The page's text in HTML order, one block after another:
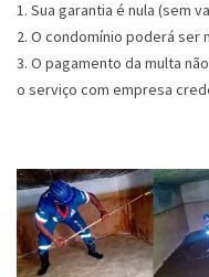
1. Sua garantia é nula (sem
2. O condomínio poderá ser
3. O pagamento da multa
o serviço com empresa